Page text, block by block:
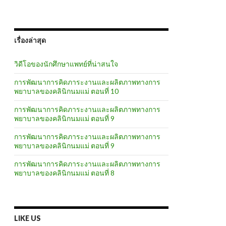
เรื่องล่าสุด
วิดีโอของนักศึกษาแพทย์ที่น่าสนใจ
การพัฒนาการคิดภาระงานและผลิตภาพทางการ
พยาบาลของคลินิกนมแม่ ตอนที่ 10
การพัฒนาการคิดภาระงานและผลิตภาพทางการ
พยาบาลของคลินิกนมแม่ ตอนที่ 9
การพัฒนาการคิดภาระงานและผลิตภาพทางการ
พยาบาลของคลินิกนมแม่ ตอนที่ 9
การพัฒนาการคิดภาระงานและผลิตภาพทางการ
พยาบาลของคลินิกนมแม่ ตอนที่ 8
LIKE US